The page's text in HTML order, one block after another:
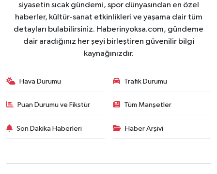
siyasetin sıcak gündemi, spor dünyasından en özel
haberler, kültür-sanat etkinlikleri ve yaşama dair tüm
detayları bulabilirsiniz. Haberinyoksa.com, gündeme
dair aradığınız her şeyi birleştiren güvenilir bilgi
kaynağınızdır.
Hava Durumu Trafik Durumu
Puan Durumu ve Fikstür Tüm Manşetler
Son Dakika Haberleri Haber Arşivi